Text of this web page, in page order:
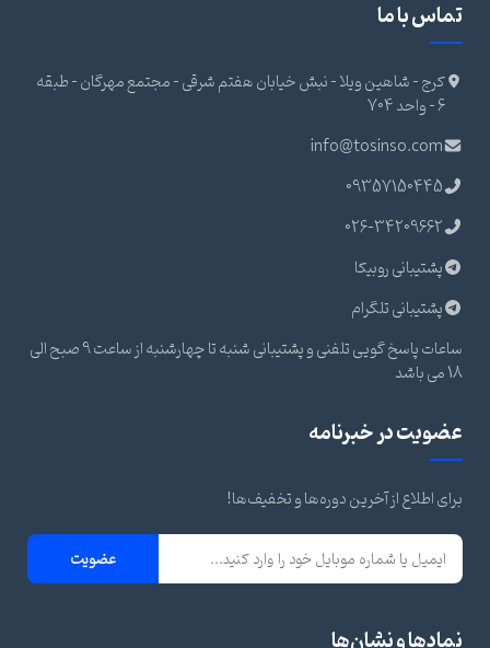
تماس با ما
کرج - شاهین ویلا - نبش خیابان هفتم شرقی - مجتمع مهرگان - طبقه
6 - واحد 704
info@tosinso.com
09357150445
026-34209662
پشتیبانی روبیکا
پشتیبانی تلگرام
ساعات پاسخ گویی تلفنی و پشتیبانی شنبه تا چهارشنبه از ساعت 9 صبح الی
18 می باشد
عضویت در خبرنامه
برای اطلاع از آخرین دوره‌ها و تخفیف‌ها!
عضویت